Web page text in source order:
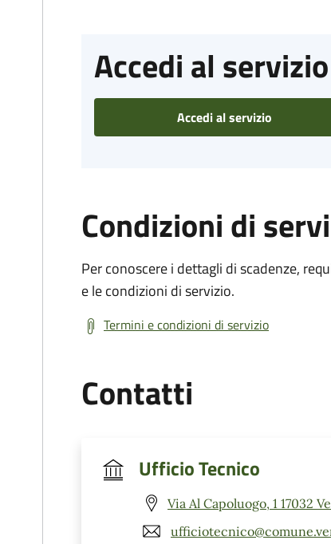
Accedi al servizio
Accedi al servizio
Condizioni di
Per conoscere i dettagli di scadenze,
e le condizioni di servizio.
Termini e condizioni di servizio
Contatti
Ufficio Tecnico
Via Al Capoluogo, 1 17032